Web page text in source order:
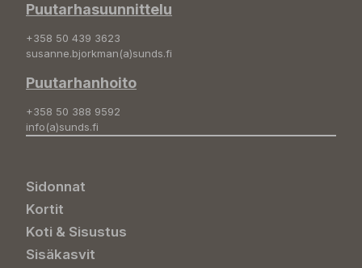
Puutarhasuunnittelu
+358 50 439 3623
susanne.bjorkman(a)sunds.fi
Puutarhanhoito
+358 50 388 9592
info(a)sunds.fi
Sidonnat
Kortit
Koti & Sisustus
Sisäkasvit